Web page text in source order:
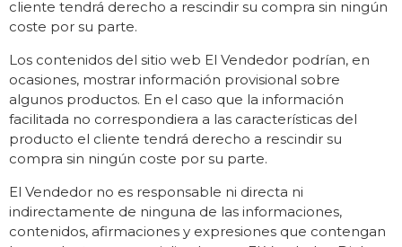
cliente tendrá derecho a rescindir su compra sin ningún
coste por su parte.
Los contenidos del sitio web El Vendedor podrían, en
ocasiones, mostrar información provisional sobre
algunos productos. En el caso que la información
facilitada no correspondiera a las características del
producto el cliente tendrá derecho a rescindir su
compra sin ningún coste por su parte.
El Vendedor no es responsable ni directa ni
indirectamente de ninguna de las informaciones,
contenidos, afirmaciones y expresiones que contengan